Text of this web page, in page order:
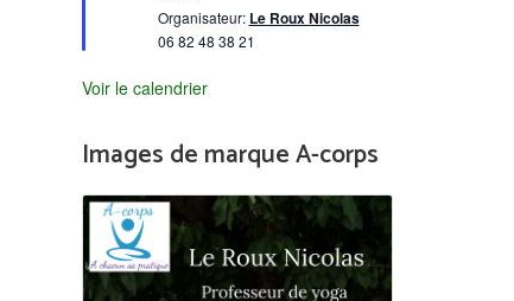
Organisateur: Le Roux Nicolas
06 82 48 38 21
Voir le calendrier
Images de marque A-corps